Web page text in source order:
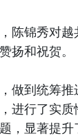
陈锦秀对
扬和祝贺。
做到统筹
进行了实
，显著提升